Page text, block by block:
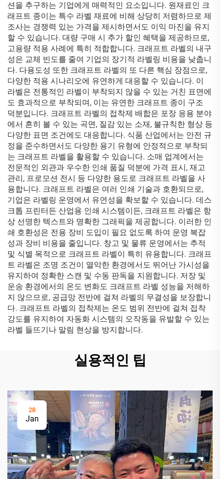
션을 추구하는 기업에게 매력적인 요소입니다. 원재료인 크
래프트 종이는 특수 라벨 재료에 비해 상당히 저렴하므로 제
조사는 경쟁력 있는 가격을 제시하면서도 이익 마진을 유지
할 수 있습니다. 대량 구매 시 추가 할인 혜택을 제공하므로,
고용량 적용 사례에 특히 적합합니다. 크래프트 라벨의 내구
성은 교체 빈도를 줄여 기업의 장기적 라벨링 비용을 낮춥니
다. 다용도성 또한 크래프트 라벨의 또 다른 핵심 장점으로,
다양한 적용 시나리오에 유연하게 대응할 수 있습니다. 이
라벨은 전통적인 라벨이 부착되지 않을 수 있는 거친 표면에
도 효과적으로 부착되며, 이는 유연한 크래프트 종이 구조
덕분입니다. 크래프트 라벨의 접착제 배합은 포장 응용 분야
에서 흔히 볼 수 있는 곡면, 질감 있는 소재, 불규칙한 형상 등
다양한 표면 조건에도 대응합니다. 식품 산업에서는 안전 규
정을 준수하면서도 다양한 용기 유형에 안정적으로 부착되
는 크래프트 라벨을 활용할 수 있습니다. 소매 업계에서는
전문적인 외관과 우수한 인쇄 품질 덕분에 가격 표시, 재고
관리, 프로모션 전시 등 다양한 용도로 크래프트 라벨을 사
용합니다. 크래프트 라벨은 여러 인쇄 기술과 호환되므로,
기업은 라벨링 운영에서 유연성을 확보할 수 있습니다. 데스
크톱 프린터든 산업용 인쇄 시스템이든, 크래프트 라벨은 항
상 선명한 텍스트와 명확한 그래픽을 제공합니다. 이러한 인
쇄 호환성은 전용 장비 도입이 필요 없도록 하여 운영 복잡
성과 장비 비용을 줄입니다. 창고 및 물류 운영에서는 추적
및 식별 목적으로 크래프트 라벨이 특히 유용합니다. 크래프
트 라벨은 조명 조건이 열악한 환경에서도 뛰어난 가시성을
유지하여 정확한 스캔 및 수동 판독을 지원합니다. 저장 및
운송 환경에서의 온도 변화도 크래프트 라벨 성능을 저해하
지 않으므로, 공급망 전반에 걸쳐 라벨의 무결성을 보장합니
다. 크래프트 라벨의 접착제는 온도 범위 전반에 걸쳐 접착
강도를 유지하여 자동화 시스템의 오작동을 유발할 수 있는
라벨 들뜨기나 말림 현상을 방지합니다.
실용적인 팁
28
Jan